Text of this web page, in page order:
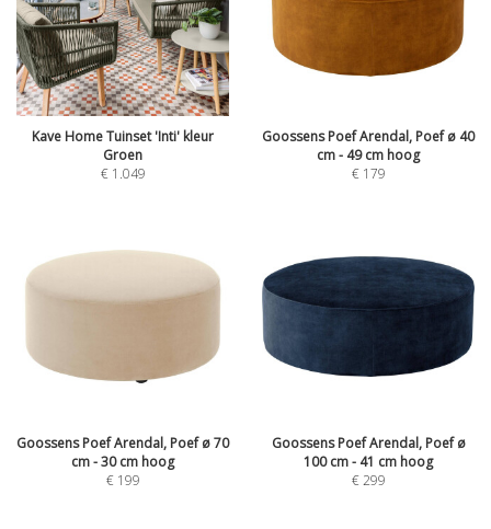
Kave Home Tuinset 'Inti' kleur
Groen
€ 1.049
Goossens Poef Arendal, Poef ø 40
cm - 49 cm hoog
€ 179
Goossens Poef Arendal, Poef ø 70
cm - 30 cm hoog
€ 199
Goossens Poef Arendal, Poef ø
100 cm - 41 cm hoog
€299